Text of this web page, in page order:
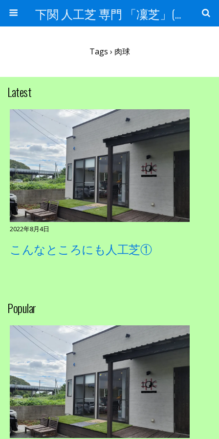
下関 人工芝 専門 「凜芝」(りんしば）
Tags › 肉球
Latest
2022年8月4日
こんなところにも人工芝①
Popular